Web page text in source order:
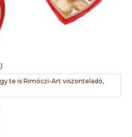
te is Rimóczi-Art viszonteladó,